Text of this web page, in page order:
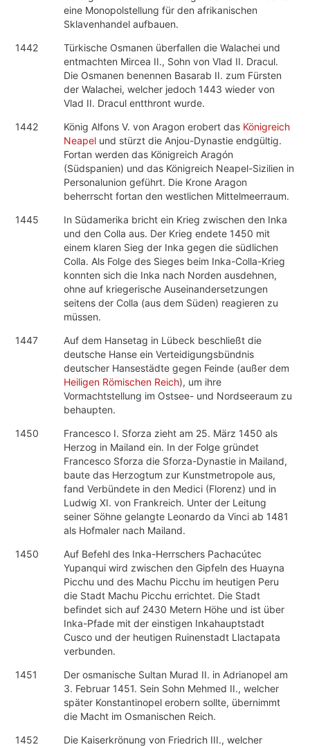
eine Monopolstellung für den afrikanischen
Sklavenhandel aufbauen.
1442
Türkische Osmanen überfallen die Walachei und
entmachten Mircea II., Sohn von Vlad II. Dracul.
Die Osmanen benennen Basarab II. zum Fürsten
der Walachei, welcher jedoch 1443 wieder von
Vlad II. Dracul entthront wurde.
1442
König Alfons V. von Aragon erobert das Königreich
Neapel und stürzt die Anjou-Dynastie endgültig.
Fortan werden das Königreich Aragón
(Südspanien) und das Königreich Neapel-Sizilien in
Personalunion geführt. Die Krone Aragon
beherrscht fortan den westlichen Mittelmeerraum.
1445
In Südamerika bricht ein Krieg zwischen den Inka
und den Colla aus. Der Krieg endete 1450 mit
einem klaren Sieg der Inka gegen die südlichen
Colla. Als Folge des Sieges beim Inka-Colla-Krieg
konnten sich die Inka nach Norden ausdehnen,
ohne auf kriegerische Auseinandersetzungen
seitens der Colla (aus dem Süden) reagieren zu
müssen.
1447
Auf dem Hansetag in Lübeck beschließt die
deutsche Hanse ein Verteidigungsbündnis
deutscher Hansestädte gegen Feinde (außer dem
Heiligen Römischen Reich), um ihre
Vormachtstellung im Ostsee- und Nordseeraum zu
behaupten.
1450
Francesco I. Sforza zieht am 25. März 1450 als
Herzog in Mailand ein. In der Folge gründet
Francesco Sforza die Sforza-Dynastie in Mailand,
baute das Herzogtum zur Kunstmetropole aus,
fand Verbündete in den Medici (Florenz) und in
Ludwig XI. von Frankreich. Unter der Leitung
seiner Söhne gelangte Leonardo da Vinci ab 1481
als Hofmaler nach Mailand.
1450
Auf Befehl des Inka-Herrschers Pachacútec
Yupanqui wird zwischen den Gipfeln des Huayna
Picchu und des Machu Picchu im heutigen Peru
die Stadt Machu Picchu errichtet. Die Stadt
befindet sich auf 2430 Metern Höhe und ist über
Inka-Pfade mit der einstigen Inkahauptstadt
Cusco und der heutigen Ruinenstadt Llactapata
verbunden.
1451
Der osmanische Sultan Murad II. in Adrianopel am
3. Februar 1451. Sein Sohn Mehmed II., welcher
später Konstantinopel erobern sollte, übernimmt
die Macht im Osmanischen Reich.
1452
Die Kaiserkrönung von Friedrich III., welcher